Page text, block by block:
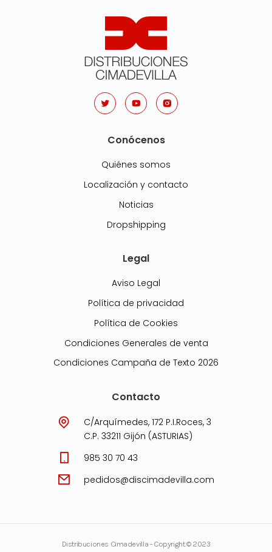
Conócenos
Quiénes somos
Localización y contacto
Noticias
Dropshipping
Legal
Aviso Legal
Política de privacidad
Política de Cookies
Condiciones Generales de venta
Condiciones Campaña de Texto 2026
Contacto
C/Arquímedes, 172 P.I.Roces, 3
C.P. 33211 Gijón (ASTURIAS)
985 30 70 43
pedidos@discimadevilla.com
Distribuciones Cimadevilla - Copyright © 2023